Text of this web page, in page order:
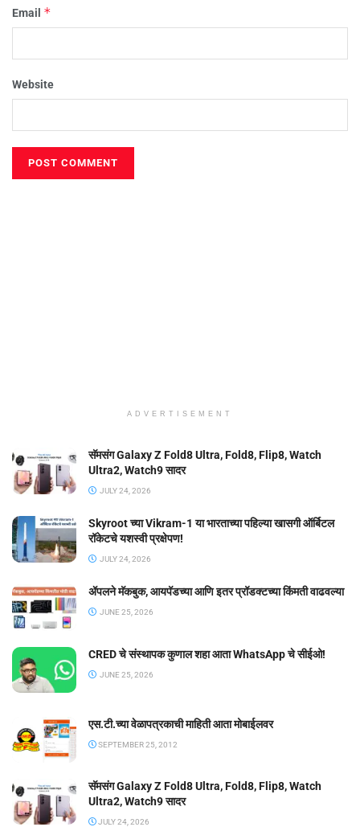
Email *
Website
ADVERTISEMENT
सॅमसंग Galaxy Z Fold8 Ultra, Fold8, Flip8, Watch
Ultra2, Watch9 सादर
JULY 24, 2026
Skyroot च्या Vikram-1 या भारताच्या पहिल्या खासगी ऑर्बिटल
रॉकेटचे यशस्वी प्रक्षेपण!
JULY 24, 2026
ॲपलने मॅकबुक, आयपॅडच्या आणि इतर प्रॉडक्टच्या किंमती वाढवल्या
JUNE 25, 2026
CRED चे संस्थापक कुणाल शहा आता WhatsApp चे सीईओ!
JUNE 25, 2026
एस.टी.च्या वेळापत्रकाची माहिती आता मोबाईलवर
SEPTEMBER 25, 2012
सॅमसंग Galaxy Z Fold8 Ultra, Fold8, Flip8, Watch
Ultra2, Watch9 सादर
JULY 24, 2026